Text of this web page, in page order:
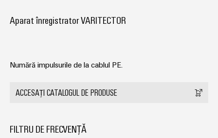
Aparat înregistrator VARITECTOR
Numără impulsurile de la cablul PE.
ACCESAȚI CATALOGUL DE PRODUSE
FILTRU DE FRECVENȚĂ